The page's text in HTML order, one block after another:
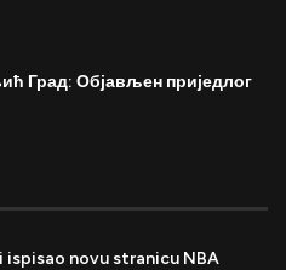
Град: Објављен приједлог
novu stranicu NBA